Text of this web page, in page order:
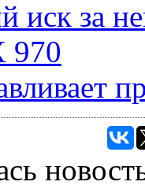
иск за
970